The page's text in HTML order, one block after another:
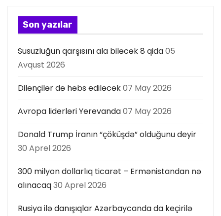
a
ı
Son yazılar
Susuzluğun qarşısını ala biləcək 8 qida05
Avqust 2026
Dilənçilər də həbs ediləcək07 May 2026
Avropa liderləri Yerevanda07 May 2026
Donald Trump İranın “çöküşdə” olduğunu deyir
30 Aprel 2026
300 milyon dollarlıq ticarət – Ermənistandan nə
alınacaq30 Aprel 2026
Rusiya ilə danışıqlar Azərbaycanda da keçirilə